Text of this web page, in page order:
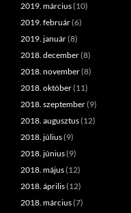
2019. március(10)
2019. február(6)
2019. január(8)
2018. december(8)
2018. november(8)
2018. október(11)
2018. szeptember(9)
2018. augusztus(12)
2018. július(9)
2018. június(9)
2018. május(12)
2018. április(12)
2018. március(7)